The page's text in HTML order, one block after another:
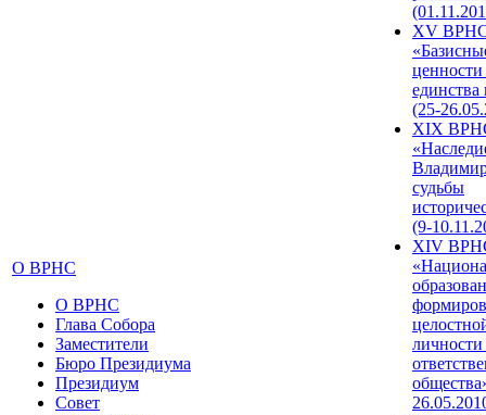
О ВРНС
О ВРНС
Глава Собора
Заместители
Бюро Президиума
Президиум
Совет
XV
единства
(25-
XIX
судьбы
(9-
XIV